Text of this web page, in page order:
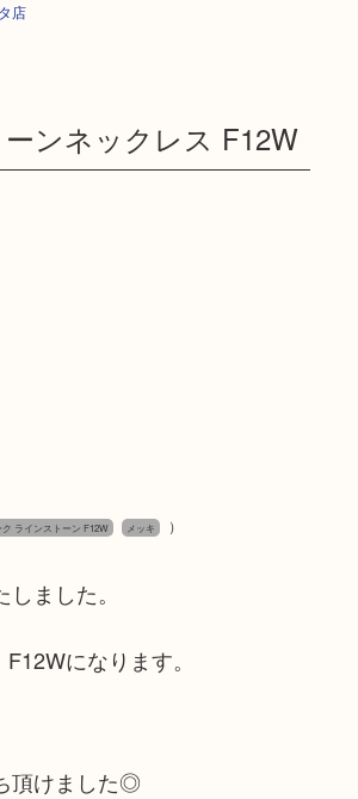
店
ンネックレス F12W
ク ラインストーン F12W メッキ
）
ました。
になります。
頂けました◎